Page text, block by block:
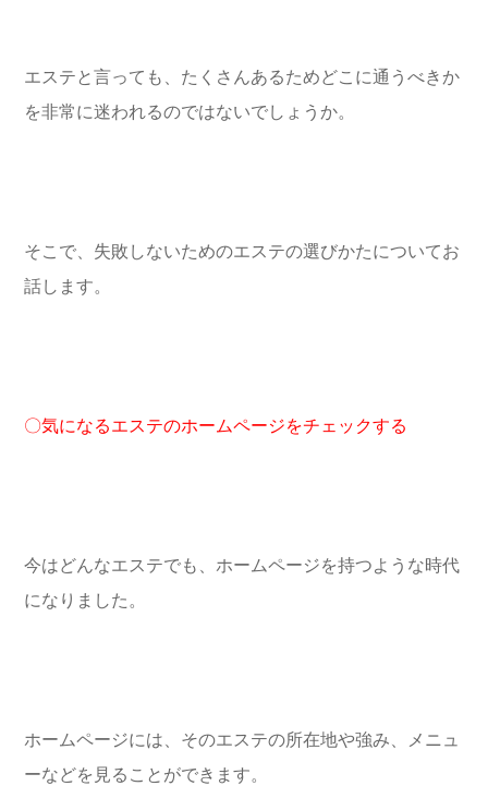
エステと言っても、たくさんあるためどこに通うべきか
を非常に迷われるのではないでしょうか。
そこで、失敗しないためのエステの選びかたについてお
話します。
〇気になるエステのホームページをチェックする
今はどんなエステでも、ホームページを持つような時代
になりました。
ホームページには、そのエステの所在地や強み、メニュ
ーなどを見ることができます。